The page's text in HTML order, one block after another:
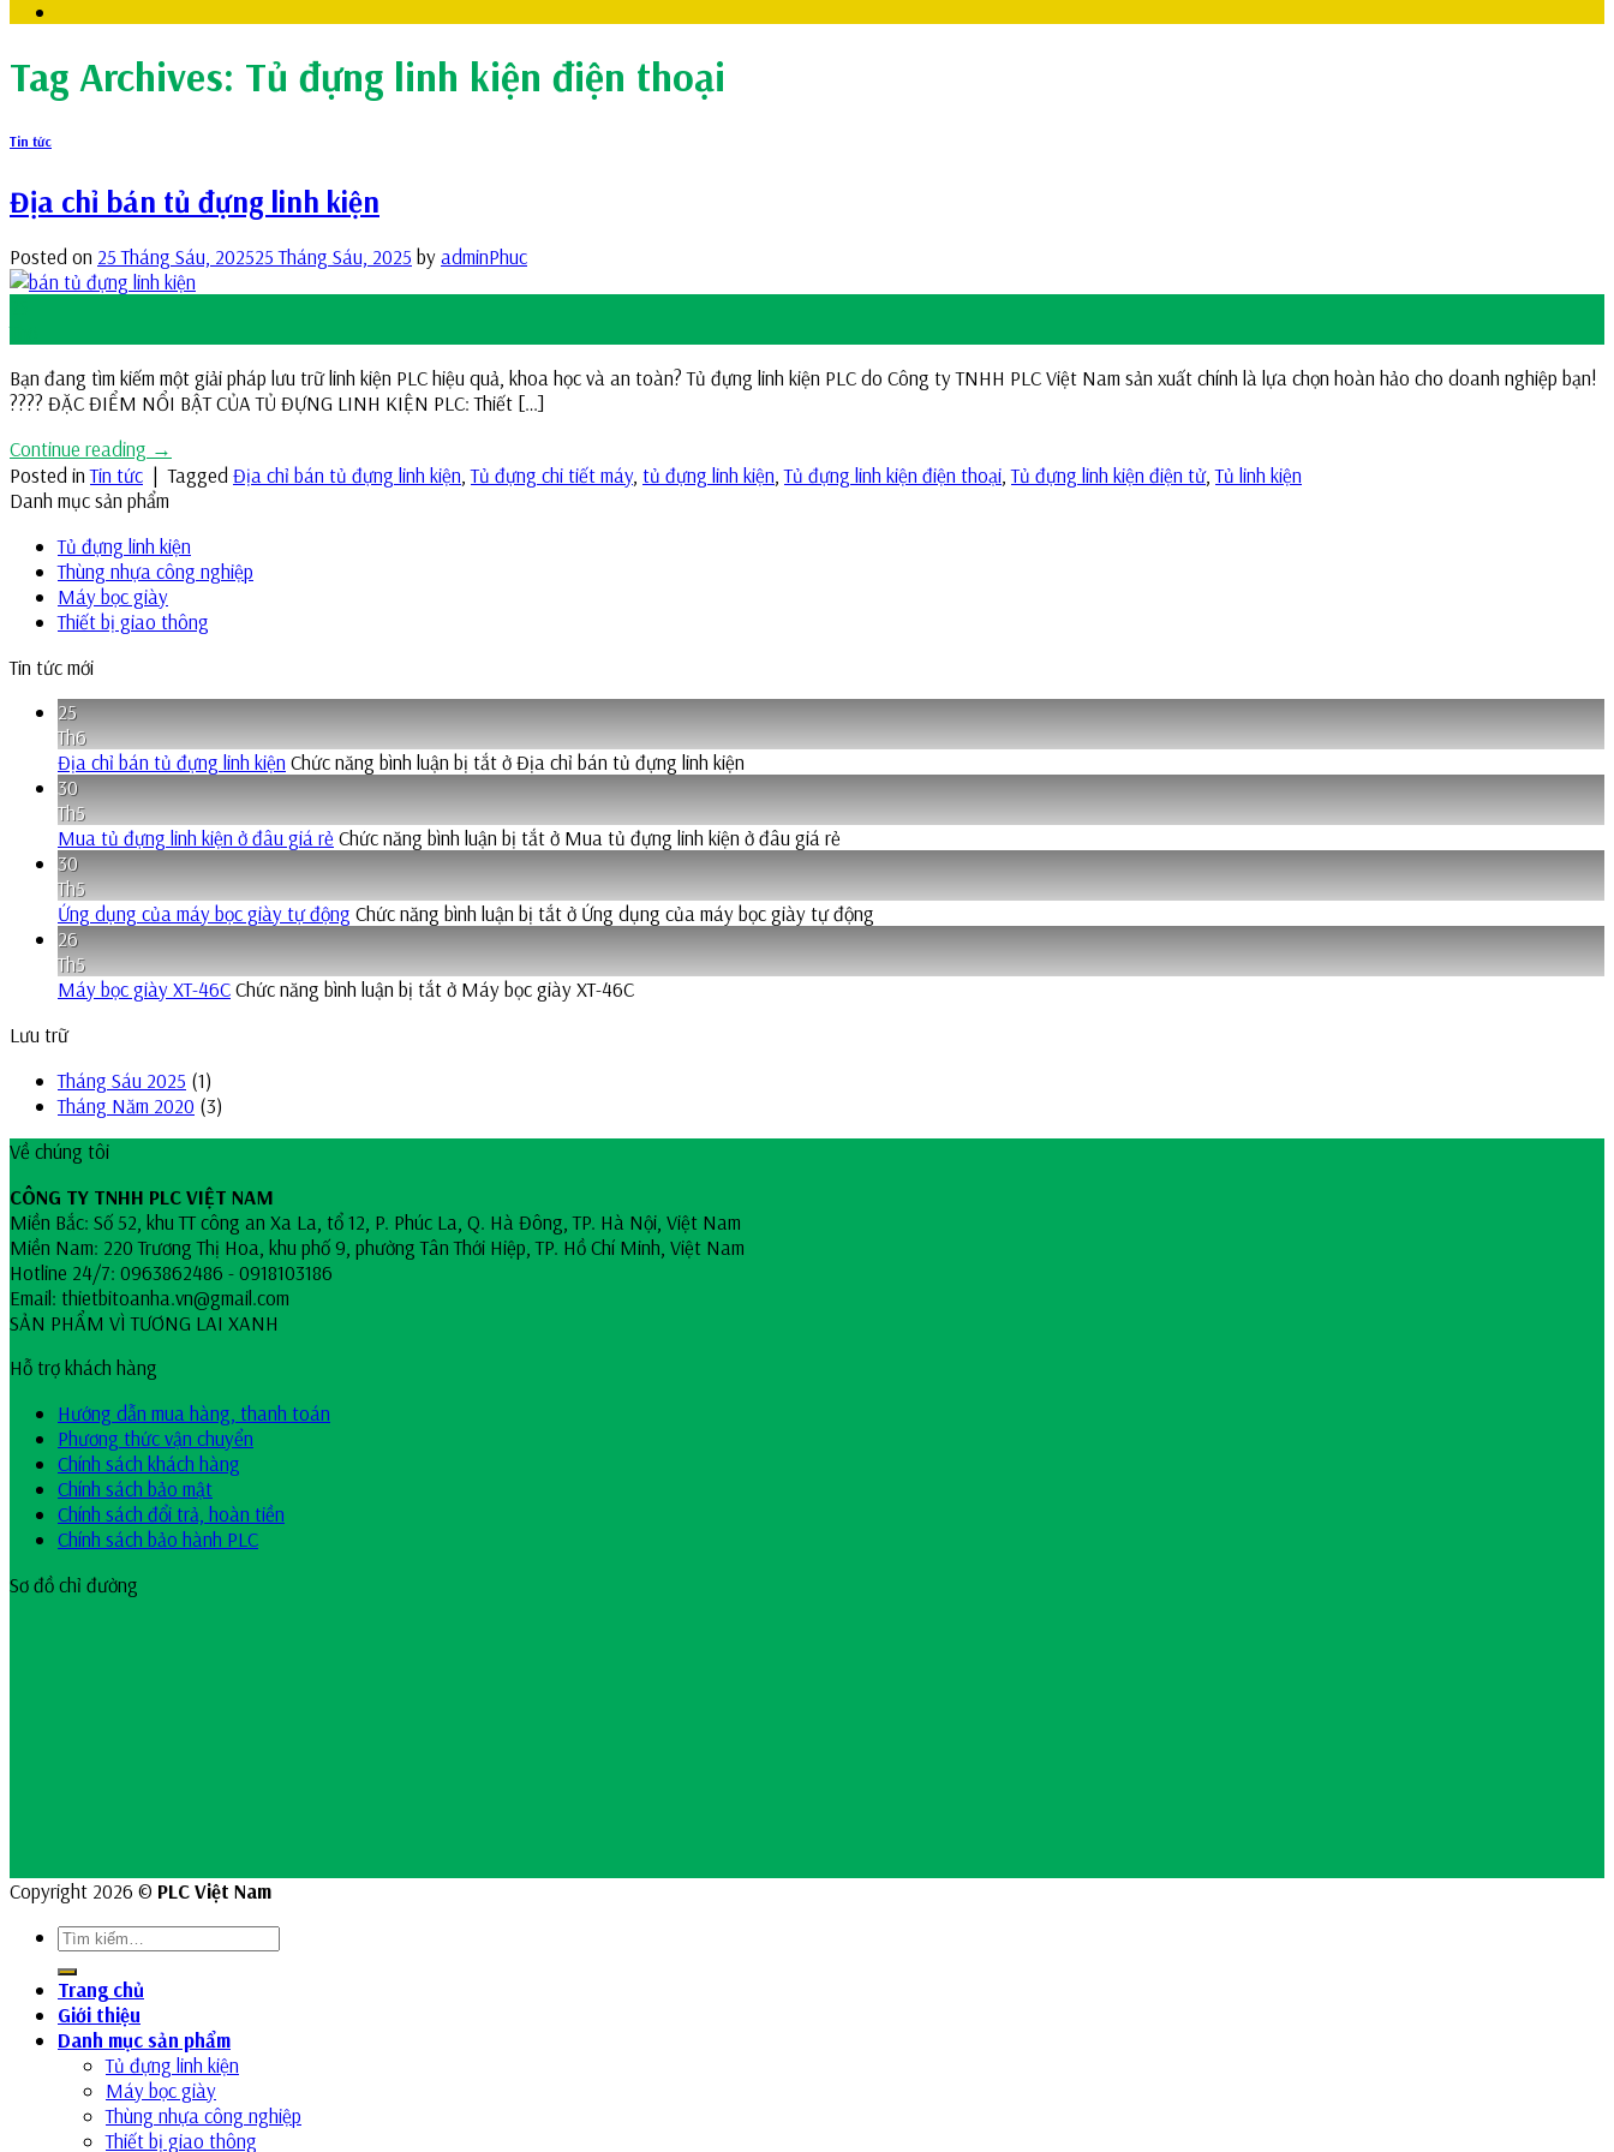
Tag Archives: Tủ đựng linh kiện điện thoại
Tin tức
Địa chỉ bán tủ đựng linh kiện
Posted on 25 Tháng Sáu, 202525 Tháng Sáu, 2025 byadminPhuc
Bạn đang tìm kiếm một giải pháp lưu trữ linh kiện PLC hiệu quả, khoa học và an toàn? Tủ đựng linh kiện PLC do Công ty TNHH PLC Việt Nam sản xuất chính là lựa chọn hoàn hảo cho doanh nghiệp bạn!
???? ĐẶC ĐIỂM NỔI BẬT CỦA TỦ ĐỰNG LINH KIỆN PLC: Thiết […]
Continue reading →
Posted inTin tức | Tagged Địa chỉ bán tủ đựng linh kiện ,Tủ đựng chi tiết máy, tủ đựng linh kiện ,Tủ đựng linh kiện điện thoại ,Tủ đựng linh kiện điện tử,Tủ linh kiện
Danh mục sản phẩm
Tủ đựng linh kiện
Thùng nhựa công nghiệp
Máy bọc giày
Thiết bị giao thông
Tin tức mới
25
Th6
Địa chỉ bán tủ đựng linh kiện Chức năng bình luận bị tắtở Địa chỉ bán tủ đựng linh kiện
30
Th5
Mua tủ đựng linh kiện ở đâu giá rẻ Chức năng bình luận bị tắtở Mua tủ đựng linh kiện ở đâu giá rẻ
30
Th5
Ứng dụng của máy bọc giày tự động Chức năng bình luận bị tắtở Ứng dụng của máy bọc giày tự động
26
Th5
Máy bọc giày XT-46CChức năng bình luận bị tắtở Máy bọc giày XT-46C
Lưu trữ
Tháng Sáu 2025 (1)
Tháng Năm 2020 (3)
Về chúng tôi
CÔNG TY TNHH PLC VIỆT NAM
Miền Bắc: Số 52, khu TT công an Xa La, tổ 12, P. Phúc La, Q. Hà Đông, TP. Hà Nội, Việt Nam
Miền Nam: 220 Trương Thị Hoa, khu phố 9, phường Tân Thới Hiệp, TP. Hồ Chí Minh, Việt Nam
Hotline 24/7: 0963862486 - 0918103186
Email: thietbitoanha.vn@gmail.com
SẢN PHẨM VÌ TƯƠNG LAI XANH
Hỗ trợ khách hàng
Hướng dẫn mua hàng, thanh toán
Phương thức vận chuyển
Chính sách khách hàng
Chính sách bảo mật
Chính sách đổi trả, hoàn tiền
Chính sách bảo hành PLC
Sơ đồ chỉ đường
Copyright 2026 © PLC Việt Nam
Trang chủ
Giới thiệu
Danh mục sản phẩm
Tủ đựng linh kiện
Máy bọc giày
Thùng nhựa công nghiệp
Thiết bị giao thông